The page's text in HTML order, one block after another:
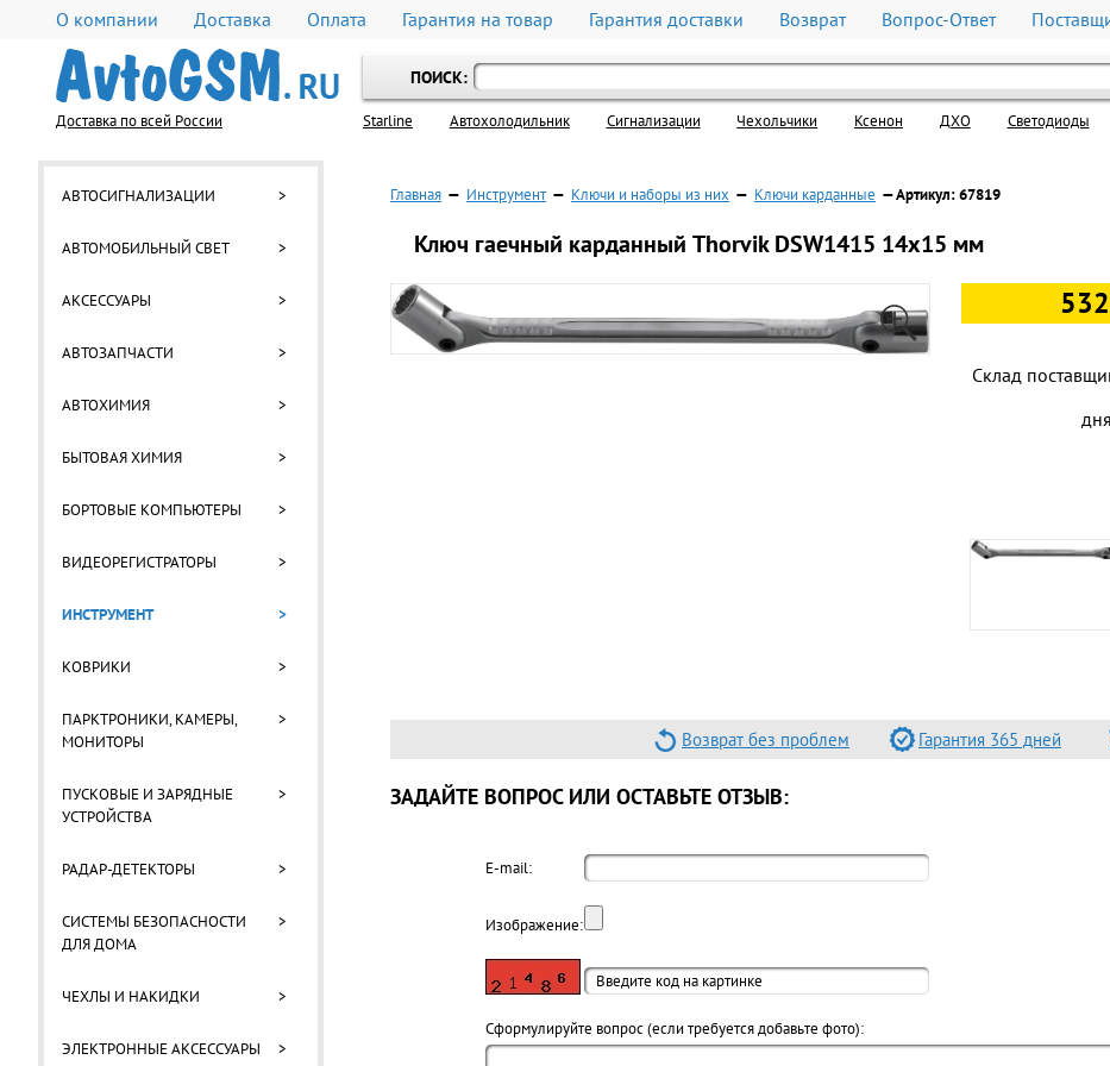
О компании Доставка Оплата Гарантия на товар Гарантия доставки Возврат Вопрос-Ответ
Доставка по всей России
ПОИСК:
Starline Автохолодильник Cигнализации Чехольчики Ксенон ДХО Светодиоды
АВТОСИГНАЛИЗАЦИИ >
АВТОМОБИЛЬНЫЙ СВЕТ >
АКСЕССУАРЫ >
АВТОЗАПЧАСТИ >
АВТОХИМИЯ >
БЫТОВАЯ ХИМИЯ >
БОРТОВЫЕ КОМПЬЮТЕРЫ >
ВИДЕОРЕГИСТРАТОРЫ >
ИНСТРУМЕНТ >
КОВРИКИ >
ПАРКТРОНИКИ, КАМЕРЫ,
МОНИТОРЫ
>
ПУСКОВЫЕ И ЗАРЯДНЫЕ
УСТРОЙСТВА
>
РАДАР-ДЕТЕКТОРЫ >
СИСТЕМЫ БЕЗОПАСНОСТИ
ДЛЯ ДОМА
>
ЧЕХЛЫ И НАКИДКИ >
ЭЛЕКТРОННЫЕ АКСЕССУАРЫ >
Главная — Инструмент — Ключи и наборы из них — Ключи карданные — Артикул: 67819
Ключ гаечный карданный Thorvik DSW1415 14х15 мм
Склад
дня
Возврат без проблем Гарантия 365 дней
ЗАДАЙТЕ ВОПРОС ИЛИ ОСТАВЬТЕ ОТЗЫВ:
E-mail:
Изображение:
Cформулируйте вопрос (если требуется добавьте фото):